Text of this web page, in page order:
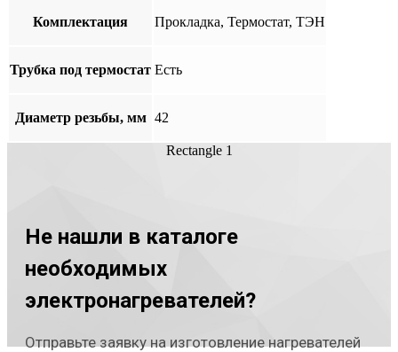
Комплектация Прокладка, Термостат, ТЭН
Трубка под термостат Есть
Диаметр резьбы, мм 42
Rectangle 1
Не нашли в каталоге
необходимых
электронагревателей?
Отправьте заявку на изготовление нагревателей